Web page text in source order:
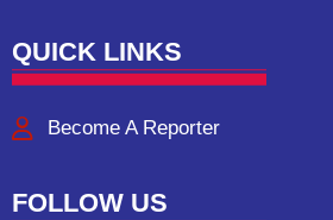
QUICK LINKS
Become A Reporter
FOLLOW US